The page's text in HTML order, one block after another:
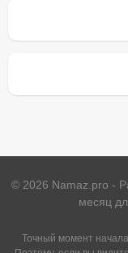
© 2026 Namaz.pro -
месяц
Точный момент